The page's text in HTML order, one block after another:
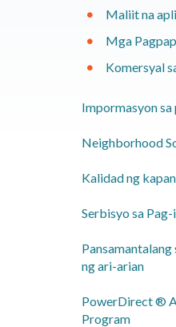
Maliit na
Mga
Komersyal
​Impormasyon
Neighborhood
​Kalidad ng
​Serbisyo sa
ng ari-arian
PowerDirect ®
Program